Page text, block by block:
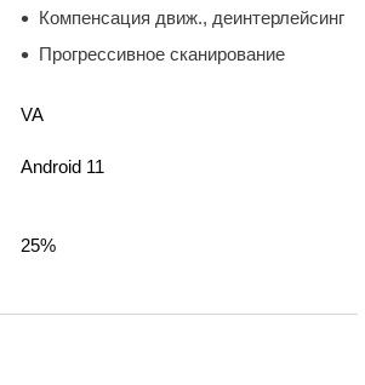
Компенсация движ., деинтерлейсинг
Прогрессивное сканирование
VA
Android 11
25%